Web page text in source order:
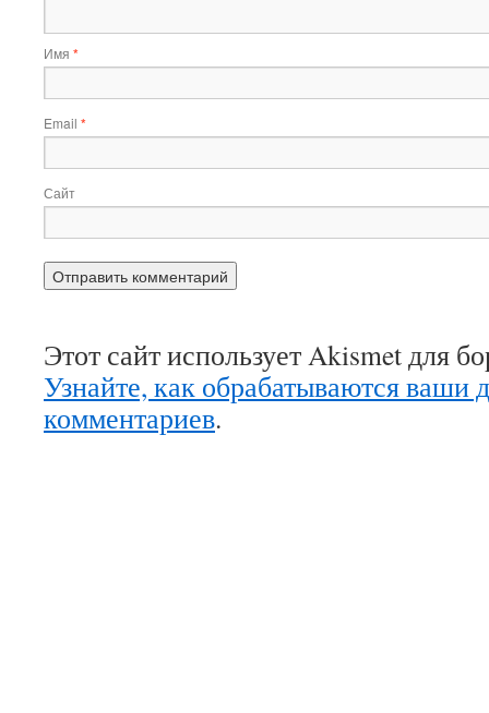
Имя *
Email *
Сайт
Этот сайт использует Akismet для
Узнайте, как обрабатываются ваши
комментариев.